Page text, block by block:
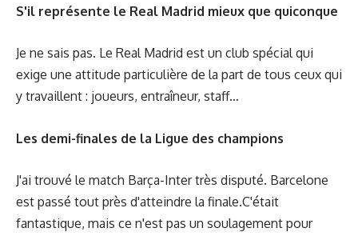
S'il représente le Real Madrid mieux que quiconque
Je ne sais pas. Le Real Madrid est un club spécial qui
exige une attitude particulière de la part de tous ceux qui
y travaillent : joueurs, entraîneur, staff…
Les demi-finales de la Ligue des champions
J'ai trouvé le match Barça-Inter très disputé. Barcelone
est passé tout près d'atteindre la finale.C'était
fantastique, mais ce n'est pas un soulagement pour